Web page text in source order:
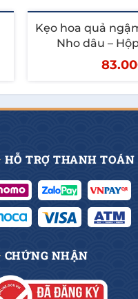
Kẹo hoa quả
Nho dâu –
HỖ TRỢ THANH TOÁN
CHỨNG NHẬN